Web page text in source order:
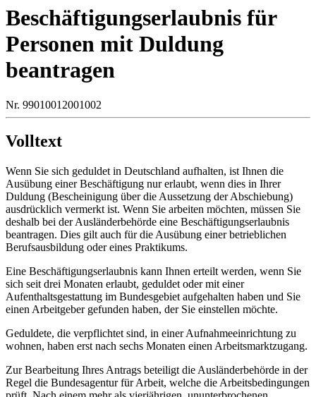
Beschäftigungserlaubnis für
Personen mit Duldung
beantragen
Nr. 99010012001002
Volltext
Wenn Sie sich geduldet in Deutschland aufhalten, ist Ihnen die
Ausübung einer Beschäftigung nur erlaubt, wenn dies in Ihrer
Duldung (Bescheinigung über die Aussetzung der Abschiebung)
ausdrücklich vermerkt ist. Wenn Sie arbeiten möchten, müssen Sie
deshalb bei der Ausländerbehörde eine Beschäftigungserlaubnis
beantragen. Dies gilt auch für die Ausübung einer betrieblichen
Berufsausbildung oder eines Praktikums.
Eine Beschäftigungserlaubnis kann Ihnen erteilt werden, wenn Sie
sich seit drei Monaten erlaubt, geduldet oder mit einer
Aufenthaltsgestattung im Bundesgebiet aufgehalten haben und Sie
einen Arbeitgeber gefunden haben, der Sie einstellen möchte.
Geduldete, die verpflichtet sind, in einer Aufnahmeeinrichtung zu
wohnen, haben erst nach sechs Monaten einen Arbeitsmarktzugang.
Zur Bearbeitung Ihres Antrags beteiligt die Ausländerbehörde in der
Regel die Bundesagentur für Arbeit, welche die Arbeitsbedingungen